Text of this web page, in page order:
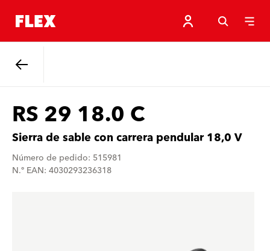
RS 29 18.0 C
Sierra de sable con carrera pendular 18,0 V
Número de pedido: 515981
N.º EAN: 4030293236318